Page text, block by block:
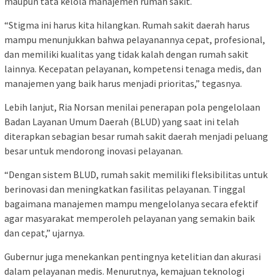
“Stigma ini harus kita hilangkan. Rumah sakit daerah harus
mampu menunjukkan bahwa pelayanannya cepat, profesional,
dan memiliki kualitas yang tidak kalah dengan rumah sakit
lainnya. Kecepatan pelayanan, kompetensi tenaga medis, dan
manajemen yang baik harus menjadi prioritas,” tegasnya.
Lebih lanjut, Ria Norsan menilai penerapan pola pengelolaan
Badan Layanan Umum Daerah (BLUD) yang saat ini telah
diterapkan sebagian besar rumah sakit daerah menjadi peluang
besar untuk mendorong inovasi pelayanan.
“Dengan sistem BLUD, rumah sakit memiliki fleksibilitas untuk
berinovasi dan meningkatkan fasilitas pelayanan. Tinggal
bagaimana manajemen mampu mengelolanya secara efektif
agar masyarakat memperoleh pelayanan yang semakin baik
dan cepat,” ujarnya.
Gubernur juga menekankan pentingnya ketelitian dan akurasi
dalam pelayanan medis. Menurutnya, kemajuan teknologi